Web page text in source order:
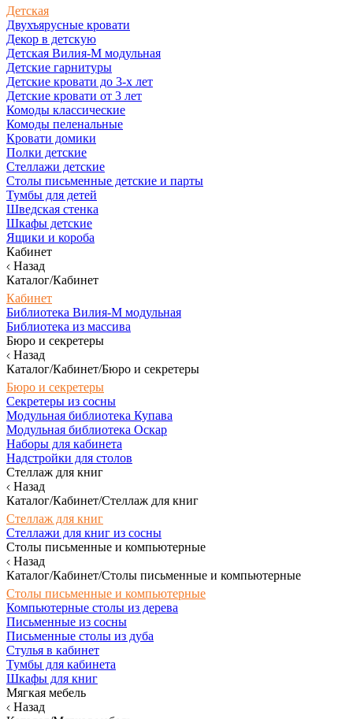
Детская
Двухъярусные кровати
Декор в детскую
Детская Вилия-М модульная
Детские гарнитуры
Детские кровати до 3-х лет
Детские кровати от 3 лет
Комоды классические
Комоды пеленальные
Кровати домики
Полки детские
Стеллажи детские
Столы письменные детские и парты
Тумбы для детей
Шведская стенка
Шкафы детские
Ящики и короба
Кабинет
Назад
Каталог/Кабинет
Кабинет
Библиотека Вилия-М модульная
Библиотека из массива
Бюро и секретеры
Назад
Каталог/Кабинет/Бюро и секретеры
Бюро и секретеры
Секретеры из сосны
Модульная библиотека Купава
Модульная библиотека Оскар
Наборы для кабинета
Надстройки для столов
Стеллаж для книг
Назад
Каталог/Кабинет/Стеллаж для книг
Стеллаж для книг
Стеллажи для книг из сосны
Столы письменные и компьютерные
Назад
Каталог/Кабинет/Столы письменные и компьютерные
Столы письменные и компьютерные
Компьютерные столы из дерева
Письменные из сосны
Письменные столы из дуба
Стулья в кабинет
Тумбы для кабинета
Шкафы для книг
Мягкая мебель
Назад